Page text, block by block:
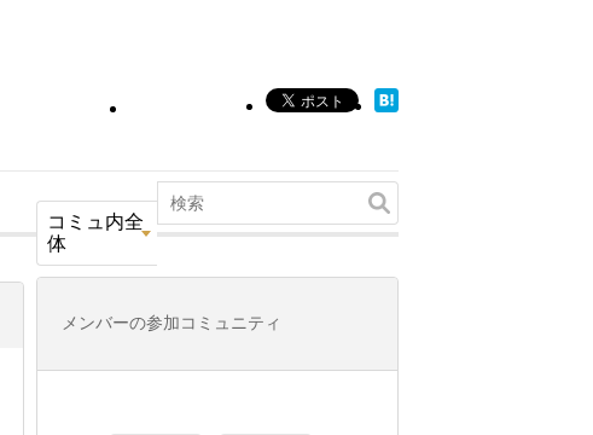
コミュ内全
体
メンバーの参加コミュニティ